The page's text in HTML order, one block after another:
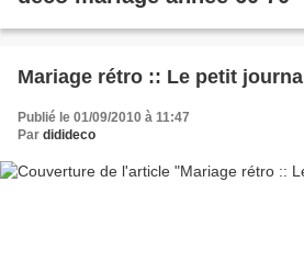
Mariage rétro :: Le petit journal
Publié le 01/09/2010 à 11:47
Par didideco